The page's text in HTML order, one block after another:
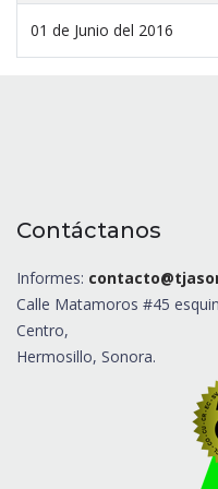
01 de Junio del 2016
Contáctanos
Informes:
Calle Matamoros #45
Centro,
Hermosillo, Sonora.